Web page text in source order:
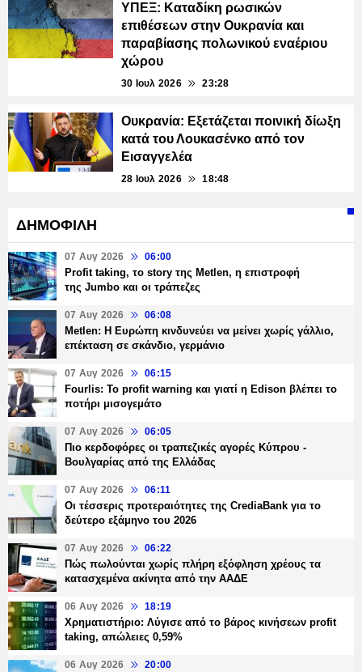
ΥΠΕΞ: Καταδίκη ρωσικών
επιθέσεων στην Ουκρανία και
παραβίασης πολωνικού εναέριου
χώρου
30 Ιουλ 2026 23:28
Ουκρανία: Εξετάζεται ποινική δίωξη
κατά του Λουκασένκο από τον
Εισαγγελέα
28 Ιουλ 2026 18:48
ΔΗΜΟΦΙΛΗ
07 Αυγ 2026 06:00
Profit taking, το story της Metlen, η επιστροφή
της Jumbo και οι τράπεζες
07 Αυγ 2026 06:08
Metlen: Η Ευρώπη κινδυνεύει να μείνει χωρίς γάλλιο,
επέκταση σε σκάνδιο, γερμάνιο
07 Αυγ 2026 06:15
Fourlis: Το profit warning και γιατί η Edison βλέπει το
ποτήρι μισογεμάτο
07 Αυγ 2026 06:05
Πιο κερδοφόρες οι τραπεζικές αγορές Κύπρου -
Βουλγαρίας από της Ελλάδας
07 Αυγ 2026 06:11
Οι τέσσερις προτεραιότητες της CrediaBank για το
δεύτερο εξάμηνο του 2026
07 Αυγ 2026 06:22
Πώς πωλούνται χωρίς πλήρη εξόφληση χρέους τα
κατασχεμένα ακίνητα από την ΑΑΔΕ
06 Αυγ 2026 18:19
Χρηματιστήριο: Λύγισε από το βάρος κινήσεων profit
taking, απώλειες 0,59%
06 Αυγ 2026 20:00